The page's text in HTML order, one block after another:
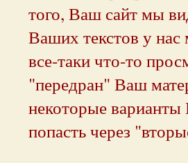
того, Ваш сайт мы
Ваших текстов у
все-таки что-то
"передран" Ваш
некоторые
попасть через